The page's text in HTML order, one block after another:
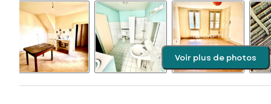
Voir plus de photos